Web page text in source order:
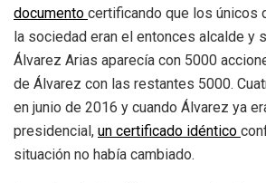
documento certificando que los únicos
la sociedad eran el entonces alcalde y
Álvarez Arias aparecía con 5000
de Álvarez con las restantes 5000.
en junio de 2016 y cuando Álvarez ya
presidencial, un certificado idéntico
situación no había cambiado.